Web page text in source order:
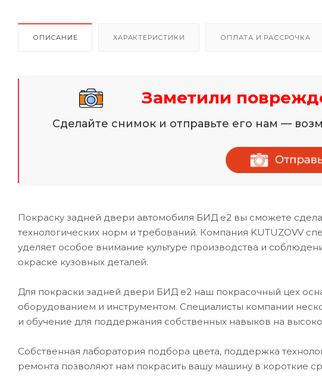
ОПИСАНИЕ ХАРАКТЕРИСТИКИ ОПЛАТА И РАССРОЧКА
Заметили
Сделайте снимок и отправьте его нам —
Покраску задней двери автомобиля БИД е2 вы сможете
технологических норм и требований. Компания KUTUZOVV
уделяет особое внимание культуре производства и
окраске кузовных деталей.
Для покраски задней двери БИД е2 наш покрасочный цех
оборудованием и инструментом. Специалисты компании
и обучение для поддержания собственных навыков на
Собственная лаборатория подбора цвета, поддержка
ремонта позволяют нам покрасить вашу машину в короткие